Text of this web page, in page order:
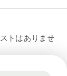
トはありませ